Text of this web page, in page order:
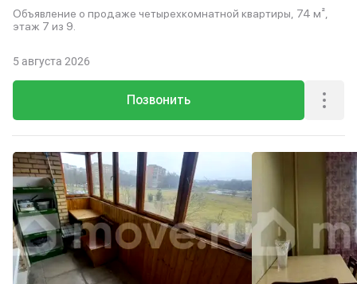
Объявление о продаже четырехкомнатной квартиры, 74 м²,
этаж 7 из 9.
Позвонить
5 августа 2026